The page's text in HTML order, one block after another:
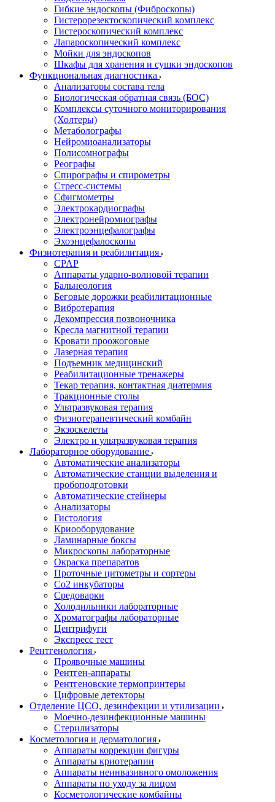
Гибкие эндоскопы (Фиброcкопы)
Гистерорезектоскопический комплекс
Гистероскопический комплекс
Лапароскопический комплекс
Мойки для эндоскопов
Шкафы для хранения и сушки эндоскопов
Функциональная диагностика
Анализаторы состава тела
Биологическая обратная связь (БОС)
Комплексы суточного мониторирования
(Холтеры)
Метаболографы
Нейромиоанализаторы
Полисомнографы
Реографы
Спирографы и спирометры
Стресс-системы
Сфигмометры
Электрокардиографы
Электронейромиографы
Электроэнцефалографы
Эхоэнцефалоскопы
Физиотерапия и реабилитация
CPAP
Аппараты ударно-волновой терапии
Бальнеология
Беговые дорожки реабилитационные
Вибротерапия
Декомпрессия позвоночника
Кресла магнитной терапии
Кровати проожоговые
Лазерная терапия
Подъемник медицинский
Реабилитационные тренажеры
Текар терапия, контактная диатермия
Тракционные столы
Ультразвуковая терапия
Физиотерапевтический комбайн
Экзоскелеты
Электро и ультразвуковая терапия
Лабораторное оборудование
Автоматические анализаторы
Автоматические станции выделения и
пробоподготовки
Автоматические стейнеры
Анализаторы
Гистология
Криооборудование
Ламинарные боксы
Микроскопы лабораторные
Окраска препаратов
Проточные цитометры и сортеры
Со2 инкубаторы
Средоварки
Холодильники лабораторные
Хроматографы лабораторные
Центрифуги
Экспресс тест
Рентгенология
Проявочные машины
Рентген-аппараты
Рентгеновские термопринтеры
Цифровые детекторы
Отделение ЦСО, дезинфекции и утилизации
Моечно-дезинфекционные машины
Стерилизаторы
Косметология и дерматология
Аппараты коррекции фигуры
Аппараты криотерапии
Аппараты неинвазивного омоложения
Аппараты по уходу за лицом
Косметологические комбайны